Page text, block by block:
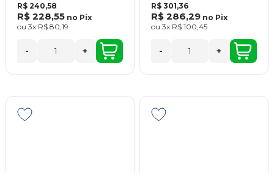
R$ 240,58
R$ 228,55 no Pix
ou 3x R$ 80,19
- +
R$ 301,36
R$ 286,29 no Pix
ou 3x R$ 100,45
- +